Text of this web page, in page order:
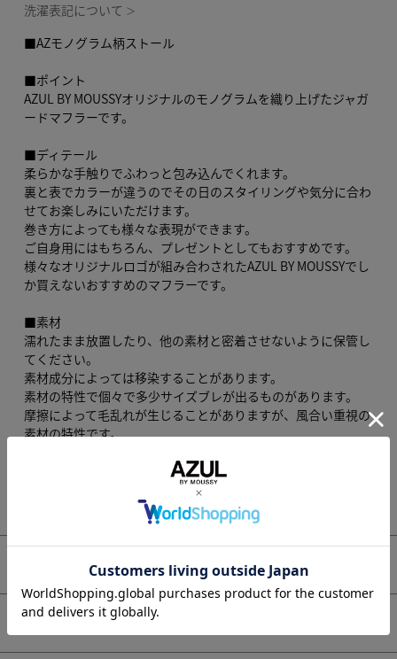
洗濯表記について ＞
■AZモノグラム柄ストール
■ポイント
AZUL BY MOUSSYオリジナルのモノグラムを織り上げたジャガ
ードマフラーです。
■ディテール
柔らかな手触りでふわっと包み込んでくれます。
裏と表でカラーが違うのでその日のスタイリングや気分に合わ
せてお楽しみにいただけます。
巻き方によっても様々な表現ができます。
ご自身用にはもちろん、プレゼントとしてもおすすめです。
様々なオリジナルロゴが組み合わされたAZUL BY MOUSSYでし
か買えないおすすめのマフラーです。
■素材
濡れたまま放置したり、他の素材と密着させないように保管し
てください。
素材成分によっては移染することがあります。
素材の特性で個々で多少サイズブレが出るものがあります。
摩擦によって毛乱れが生じることがありますが、風合い重視の
素材の特性です。
※画像の商品はサンプルです。実際の商品と仕様、加工が若干
異なる場合があります。
※画像の商品は光の照射や角度、お使いのモニター環境によ
り、実物と色味が異なる場合がございます。
※着用、お取り扱いの際は、アテンションタグをご確認くださ
い。
もっと見る
アイテムサイズ